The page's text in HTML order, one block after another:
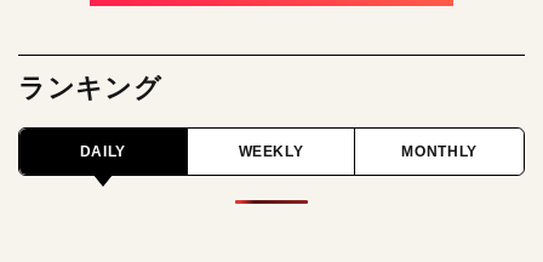
ランキング
DAILY WEEKLY MONTHLY